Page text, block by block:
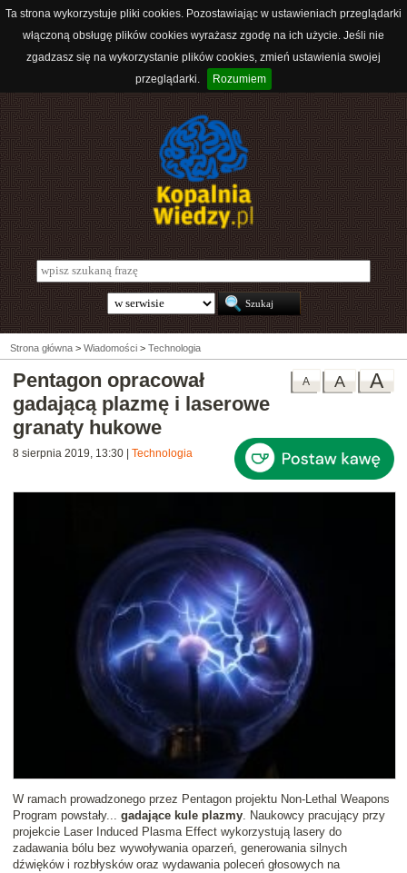
Ta strona wykorzystuje pliki cookies. Pozostawiając w ustawieniach przeglądarki
włączoną obsługę plików cookies wyrażasz zgodę na ich użycie. Jeśli nie
zgadzasz się na wykorzystanie plików cookies, zmień ustawienia swojej
przeglądarki.
Rozumiem
Strona główna > Wiadomości > Technologia
A
A
A
Pentagon opracował
gadającą plazmę i laserowe
granaty hukowe
8 sierpnia 2019, 13:30 Technologia
W ramach prowadzonego przez Pentagon projektu Non-Lethal Weapons
Program powstały... gadające kule plazmy. Naukowcy pracujący przy
projekcie Laser Induced Plasma Effect wykorzystują lasery do
zadawania bólu bez wywoływania oparzeń, generowania silnych
dźwięków i rozbłysków oraz wydawania poleceń głosowych na